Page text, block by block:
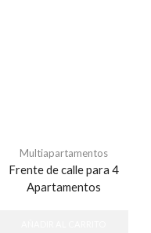
Multiapartamentos
Frente de calle para 4
Apartamentos